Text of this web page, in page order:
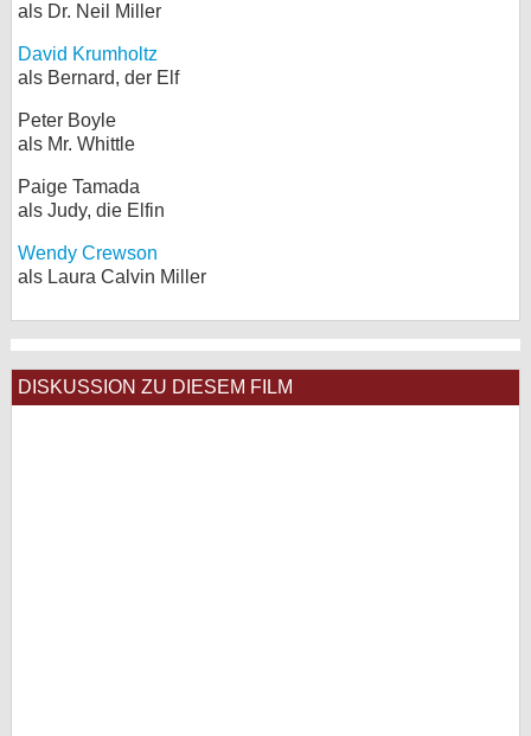
als Dr. Neil Miller
David Krumholtz
als Bernard, der Elf
Peter Boyle
als Mr. Whittle
Paige Tamada
als Judy, die Elfin
Wendy Crewson
als Laura Calvin Miller
DISKUSSION ZU DIESEM FILM